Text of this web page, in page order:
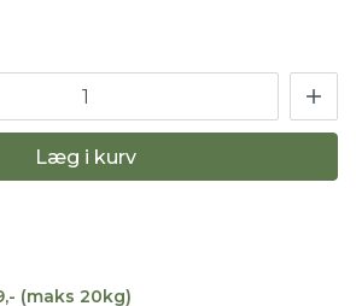
Læg i kurv
(maks 20kg)